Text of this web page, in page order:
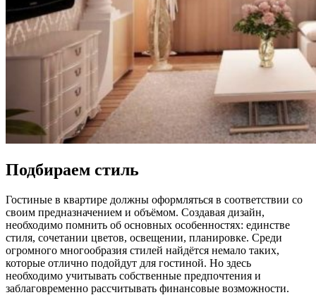
Подбираем стиль
Гостиные в квартире должны оформляться в соответствии со
своим предназначением и объёмом. Создавая дизайн,
необходимо помнить об основных особенностях: единстве
стиля, сочетании цветов, освещении, планировке. Среди
огромного многообразия стилей найдётся немало таких,
которые отлично подойдут для гостиной. Но здесь
необходимо учитывать собственные предпочтения и
заблаговременно рассчитывать финансовые возможности.